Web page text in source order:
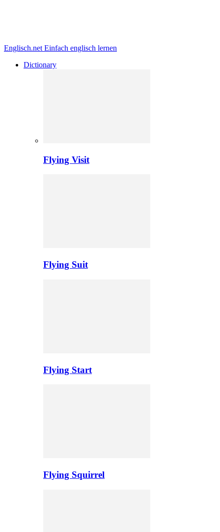
Englisch.net Einfach englisch lernen
Dictionary
Flying Visit
Flying Suit
Flying Start
Flying Squirrel